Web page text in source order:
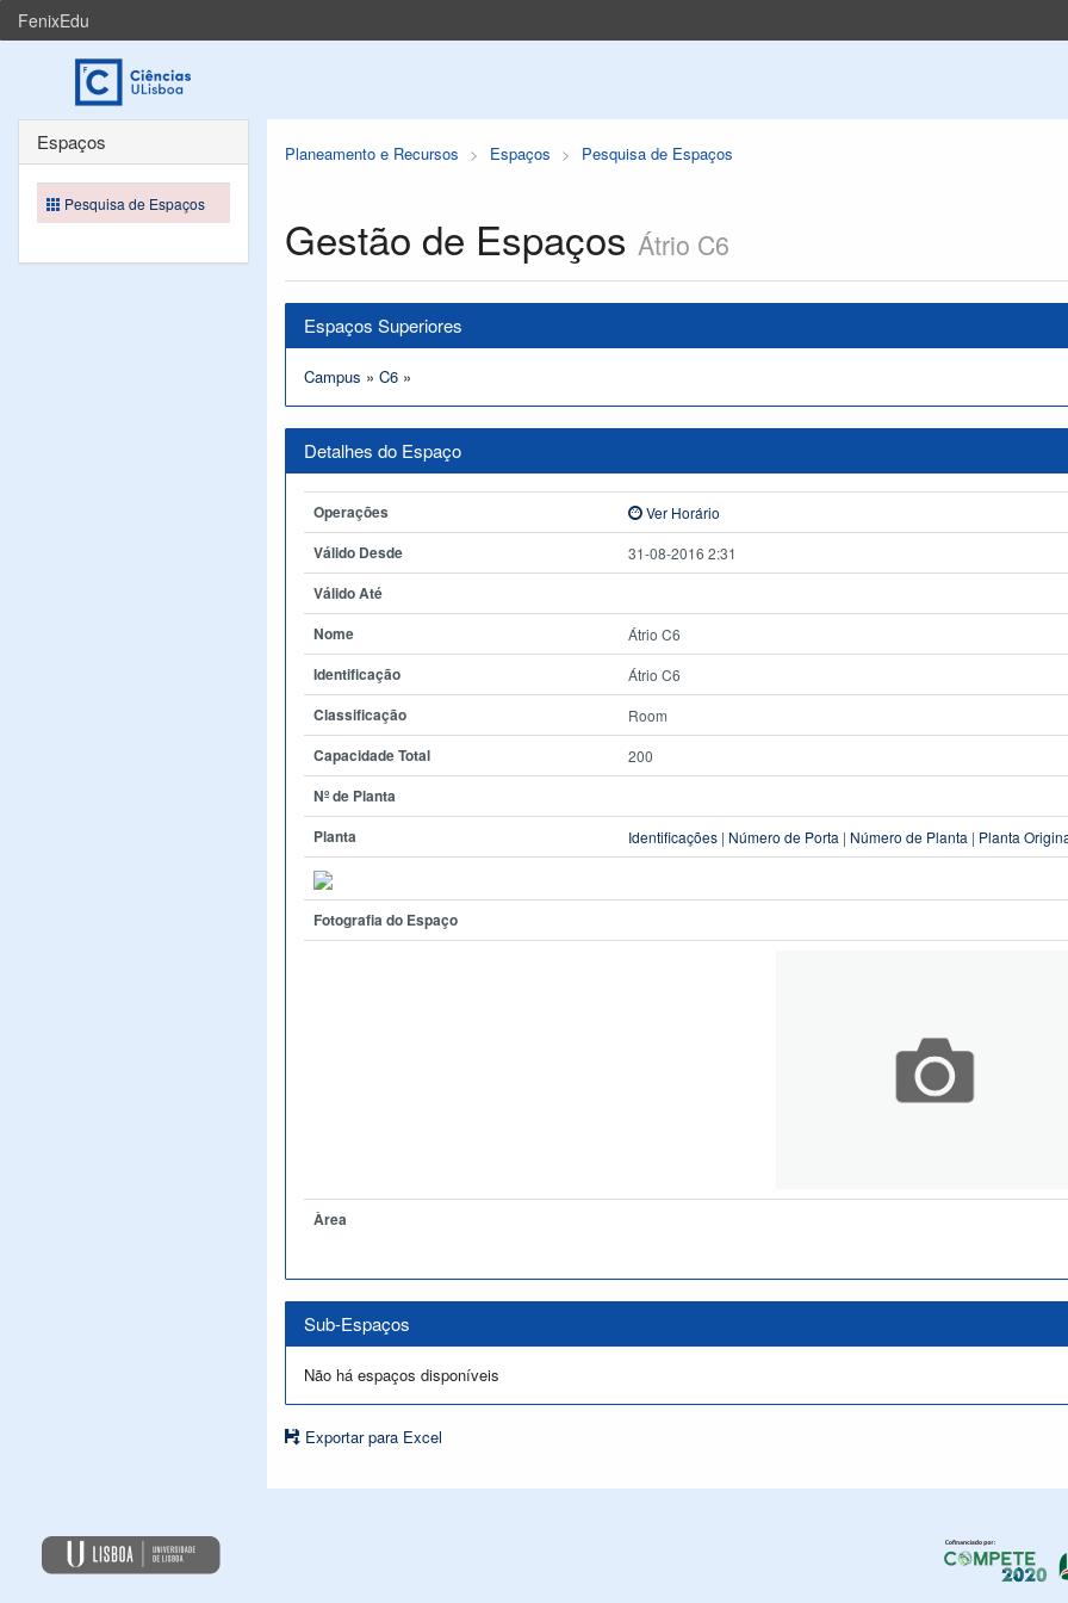
FenixEdu
Planeamento e Recursos Espaços Pesquisa de Espaços
Gestão de Espaços Átrio C6
Espaços Superiores
Campus » C6 »
Detalhes do Espaço
Operações Ver Horário
Válido Desde 31-08-2016 2:31
Válido Até
Nome
Átrio C6
Identificação Átrio C6
Classificação Room
Capacidade Total 200
Nº de Planta
Planta
Identificações | Número de Porta | Número de Planta | Planta
Fotografia do Espaço
Àrea
Sub-Espaços
Não há espaços disponíveis
Exportar para Excel
Espaços
Pesquisa de Espaços